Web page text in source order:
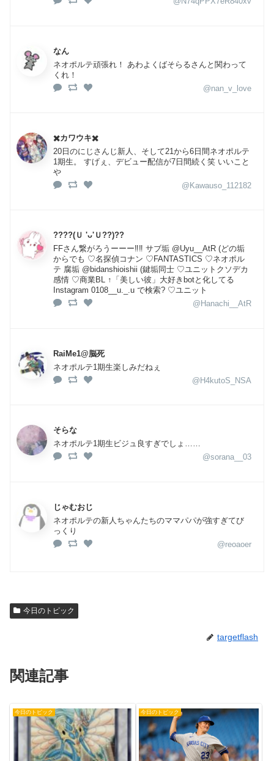
なん
ネオポルテ頑張れ！ あわよくばそらるさんと関わって
くれ！
@nan_v_love
✖️カワウキ✖️
20日のにじさんじ新人、そして21から6日間ネオポルテ
1期生。 すげぇ、デビュー配信が7日間続く笑 いいこと
や
@Kawauso_112182
????(Ｕ 'ᴗ'Ｕ??)??
FFさん繋がろうーーー‼️‼️ サブ垢 @Uyu__AtR (どの垢
からでも ♡名探偵コナン ♡FANTASTICS ♡ネオポル
テ 腐垢 @bidanshioishii (鍵垢同士 ♡ユニットクソデカ
感情 ♡商業BL ↑「美しい彼」大好きbotと化してる
Instagram 0108__u._.u で検索? ♡ユニット
@Hanachi__AtR
RaiMe1@脳死
ネオポルテ1期生楽しみだねぇ
@H4kutoS_NSA
そらな
ネオポルテ1期生ビジュ良すぎでしょ……
@sorana__03
じゃむおじ
ネオポルテの新人ちゃんたちのママパパが強すぎてび
っくり
@reoaoer
今日のトピック
targetflash
関連記事
今日のトピック 今日のトピック